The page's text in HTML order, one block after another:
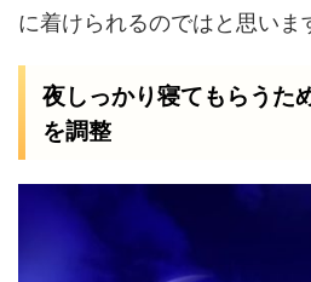
に着けられるのではと思いま
夜しっかり寝てもらうた
を調整